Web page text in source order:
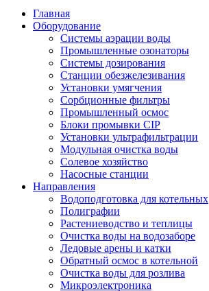
Главная
Оборудование
Системы аэрации воды
Промышленные озонаторы
Системы дозирования
Станции обезжелезивания
Установки умягчения
Сорбционные фильтры
Промышленный осмос
Блоки промывки CIP
Установки ультрафильтрации
Модульная очистка воды
Солевое хозяйство
Насосные станции
Направления
Водоподготовка для котельных
Полиграфии
Растениеводство и теплицы
Очистка воды на водозаборе
Ледовые арены и катки
Обратный осмос в котельной
Очистка воды для розлива
Микроэлектроника